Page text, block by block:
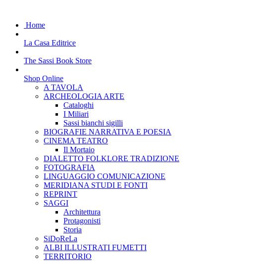
Home
La Casa Editrice
The Sassi Book Store
Shop Online
A TAVOLA
ARCHEOLOGIA ARTE
Cataloghi
I Miliari
Sassi bianchi sigilli
BIOGRAFIE NARRATIVA E POESIA
CINEMA TEATRO
Il Mortaio
DIALETTO FOLKLORE TRADIZIONE
FOTOGRAFIA
LINGUAGGIO COMUNICAZIONE
MERIDIANA STUDI E FONTI
REPRINT
SAGGI
Architettura
Protagonisti
Storia
SiDoReLa
ALBI ILLUSTRATI FUMETTI
TERRITORIO